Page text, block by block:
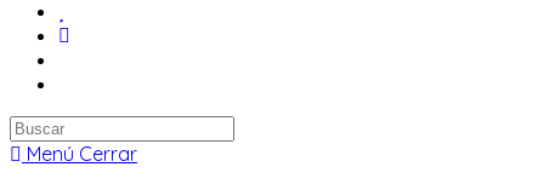
Buscar
enMenú Cerrar